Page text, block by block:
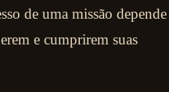
de uma missão depende
e cumprirem suas